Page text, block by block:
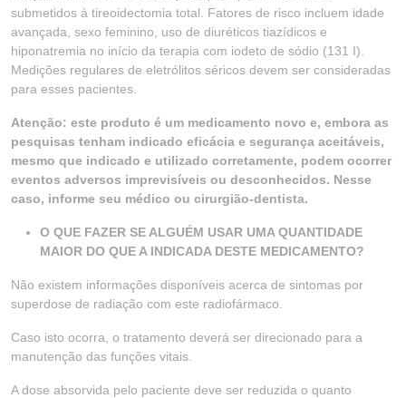
submetidos à tireoidectomia total. Fatores de risco incluem idade
avançada, sexo feminino, uso de diuréticos tiazídicos e
hiponatremia no início da terapia com iodeto de sódio (131 I).
Medições regulares de eletrólitos séricos devem ser consideradas
para esses pacientes.
Atenção: este produto é um medicamento novo e, embora as
pesquisas tenham indicado eficácia e segurança aceitáveis,
mesmo que indicado e utilizado corretamente, podem ocorrer
eventos adversos imprevisíveis ou desconhecidos. Nesse
caso, informe seu médico ou cirurgião-dentista.
O QUE FAZER SE ALGUÉM USAR UMA QUANTIDADE
MAIOR DO QUE A INDICADA DESTE MEDICAMENTO?
Não existem informações disponíveis acerca de sintomas por
superdose de radiação com este radiofármaco.
Caso isto ocorra, o tratamento deverá ser direcionado para a
manutenção das funções vitais.
A dose absorvida pelo paciente deve ser reduzida o quanto